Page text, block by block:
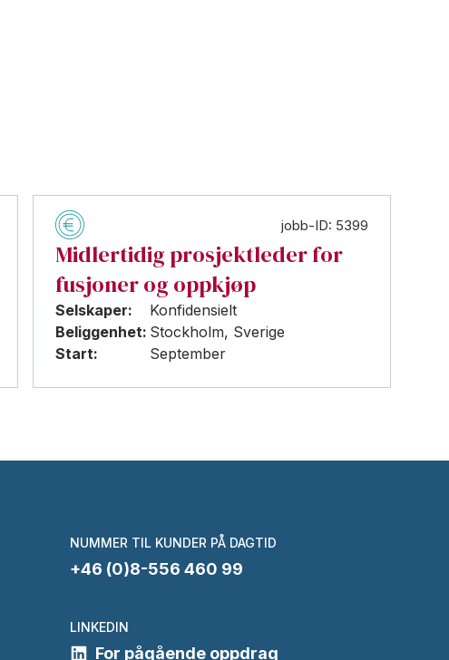
jobb-ID: 5399
Midlertidig prosjektleder for
fusjoner og oppkjøp
Selskaper:
Konfidensielt
Beliggenhet: Stockholm, Sverige
Start:
September
NUMMER TIL KUNDER PÅ DAGTID
+46 (0)8-556 460 99
LINKEDIN
For pågående oppdrag